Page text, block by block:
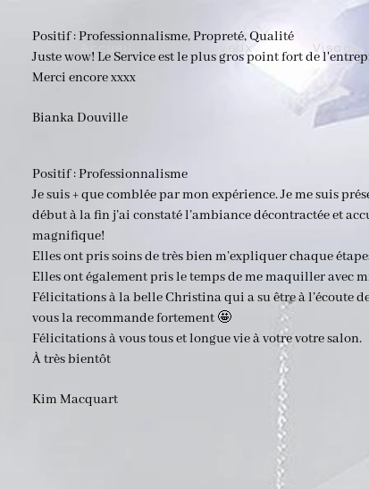
Cheveux Visage
Positif : Professionnalisme, Propreté, Qualité
Juste wow! Le Service est le plus gros point fort de
Merci encore xxxx
Bianka Douville
Positif : Professionnalisme
Je suis + que comblée par mon expérience. Je me suis
début à la fin j’ai constaté l’ambiance décontractée et
magnifique!
Elles ont pris soins de très bien m’expliquer chaque
Elles ont également pris le temps de me maquiller avec
Félicitations à la belle Christina qui a su être à l’écoute
vous la recommande fortement 🤩
Félicitations à vous tous et longue vie à votre votre salon.
À très bientôt
Kim Macquart